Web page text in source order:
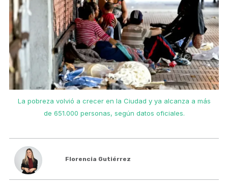
La pobreza volvió a crecer en la Ciudad y ya alcanza a más
de 651.000 personas, según datos oficiales.
Florencia Gutiérrez